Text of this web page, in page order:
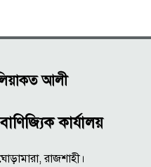
আলী
কার্যালয়
রাজশাহী।